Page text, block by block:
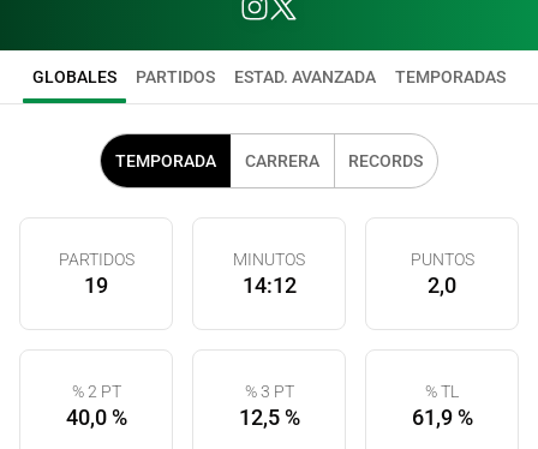
GLOBALES PARTIDOS ESTAD. AVANZADA TEMPORADAS
TEMPORADA CARRERA RECORDS
PARTIDOS
19
MINUTOS
14:12
PUNTOS
2,0
% 2 PT
40,0 %
% 3 PT
12,5 %
% TL
61,9 %